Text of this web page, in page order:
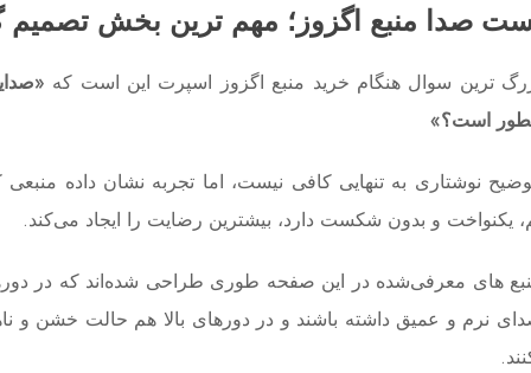
صدا منبع اگزوز؛ مهم ‌ترین بخش تصمیم‌
‌ترین سوال هنگام خرید منبع اگزوز اسپرت این است که
است؟»
نوشتاری به ‌تنهایی کافی نیست، اما تجربه نشان داده
یکنواخت و بدون شکست دارد، بیشترین رضایت را ایجاد می‌کند.
های معرفی‌شده در این صفحه طوری طراحی شده‌اند که در
نرم و عمیق داشته باشند و در دورهای بالا هم حالت خشن و